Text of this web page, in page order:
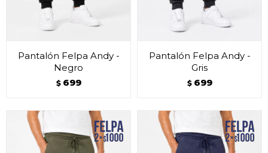
Pantalón Felpa Andy -
Negro
$ 699
Pantalón Felpa Andy -
Gris
$ 699